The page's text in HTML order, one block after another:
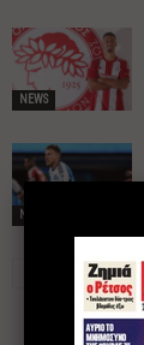
NEWS
NEWS